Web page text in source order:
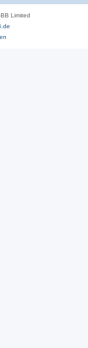
Limited